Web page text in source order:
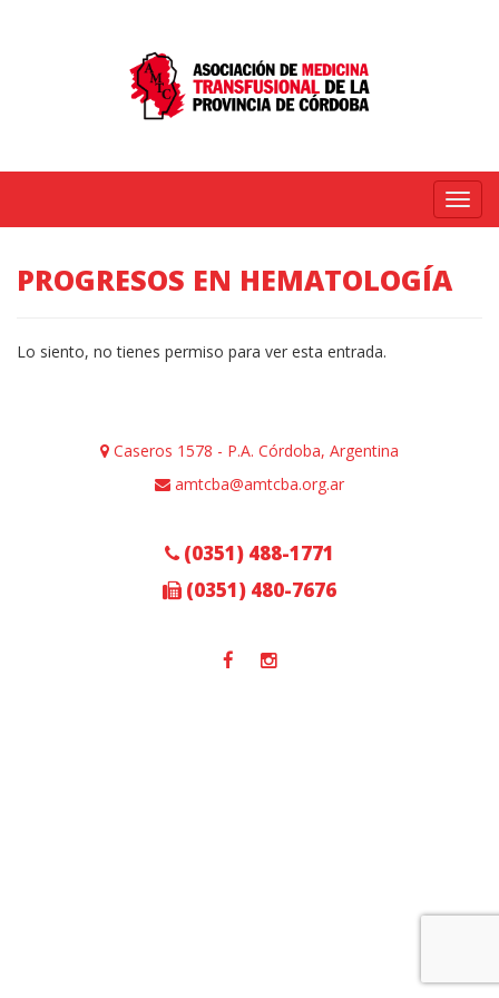
Menú
PROGRESOS EN HEMATOLOGÍA
Lo siento, no tienes permiso para ver esta entrada.
Caseros 1578 - P.A. Córdoba, Argentina
amtcba@amtcba.org.ar
(0351) 488-1771
(0351) 480-7676